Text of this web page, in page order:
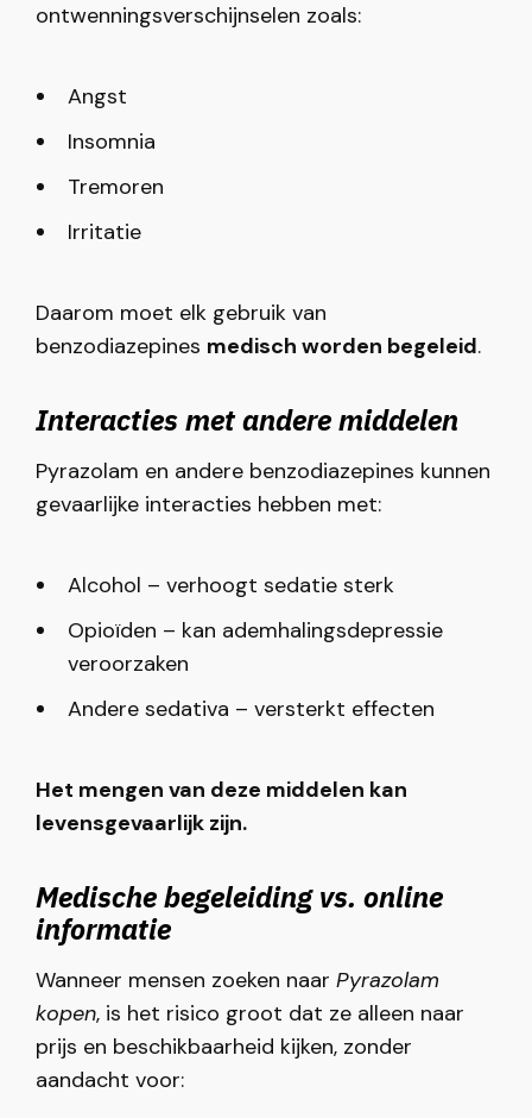
ontwenningsverschijnselen zoals:
Angst
Insomnia
Tremoren
Irritatie
Daarom moet elk gebruik van
benzodiazepines medisch worden begeleid.
Interacties met andere middelen
Pyrazolam en andere benzodiazepines kunnen
gevaarlijke interacties hebben met:
Alcohol – verhoogt sedatie sterk
Opioïden – kan ademhalingsdepressie
veroorzaken
Andere sedativa – versterkt effecten
Het mengen van deze middelen kan
levensgevaarlijk zijn.
Medische begeleiding vs. online
informatie
Wanneer mensen zoeken naar Pyrazolam
kopen, is het risico groot dat ze alleen naar
prijs en beschikbaarheid kijken, zonder
aandacht voor: